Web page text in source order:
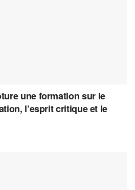
une formation sur le
l’esprit critique et le